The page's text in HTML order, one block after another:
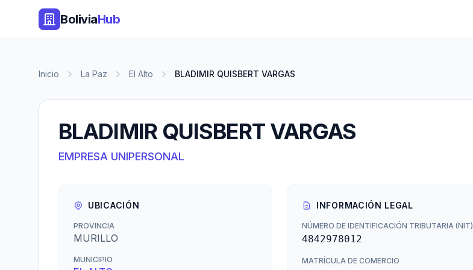
BoliviaHub
Inicio La Paz El Alto BLADIMIR QUISBERT VARGAS
BLADIMIR QUISBERT VARGAS
EMPRESA UNIPERSONAL
UBICACIÓN
PROVINCIA
MURILLO
MUNICIPIO
INFORMACIÓN LEGAL
NÚMERO DE IDENTIFICACIÓN TRIBUTARIA (NIT)
4842978012
MATRÍCULA DE COMERCIO